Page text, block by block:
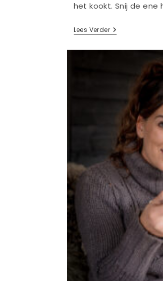
het kookt. Snij de ene
Lees VerderAppeltaart-
Havermout